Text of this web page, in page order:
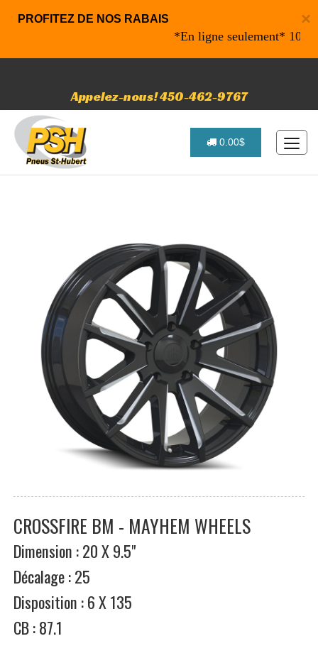
×
PROFITEZ DE NOS RABAIS
*En ligne seulement* 10% de
Appelez-nous! 450-462-9767
0.00$
CROSSFIRE BM - MAYHEM WHEELS
Dimension : 20 X 9.5"
Décalage : 25
Disposition : 6 X 135
CB : 87.1